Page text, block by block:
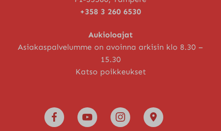
+358 3 260 6530
Aukioloajat
Asiakaspalvelumme on avoinna arkisin klo 8.30 –
15.30
Katso poikkeukset